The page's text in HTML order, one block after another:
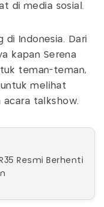
di media sosial.
di Indonesia. Dari
kapan Serena
teman-teman,
melihat
acara talkshow.
Resmi Berhenti